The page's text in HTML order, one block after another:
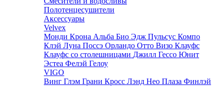
Полотенцесушители
Аксессуары
Velvex
Монди Крона Альба Био Эдж Пульсус Компо
Клэй Луна Поссэ Орландо Отто Визо Клауфс
Клауфс со столешницами Джилл Гессо Юнит
Эстеа Фелэй Гелоу
VIGO
Винг Глэм Грани Кросс Лэнд Нео Плаза Финлэй